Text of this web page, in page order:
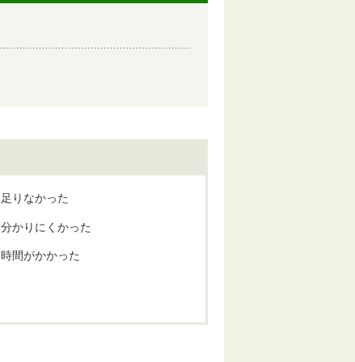
足りなかった
分かりにくかった
時間がかかった